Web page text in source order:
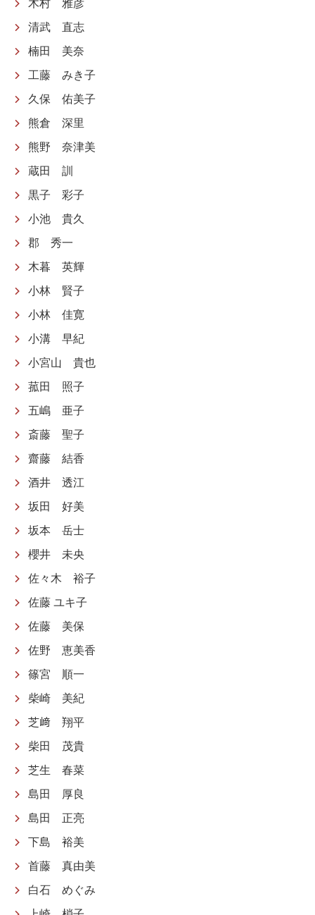
木村 雅彦
清武 直志
楠田 美奈
工藤 みき子
久保 佑美子
熊倉 深里
熊野 奈津美
蔵田 訓
黒子 彩子
小池 貴久
郡 秀一
木暮 英輝
小林 賢子
小林 佳寛
小溝 早紀
小宮山 貴也
菰田 照子
五嶋 亜子
斎藤 聖子
齋藤 結香
酒井 透江
坂田 好美
坂本 岳士
櫻井 未央
佐々木 裕子
佐藤 ユキ子
佐藤 美保
佐野 恵美香
篠宮 順一
柴崎 美紀
芝﨑 翔平
柴田 茂貴
芝生 春菜
島田 厚良
島田 正亮
下島 裕美
首藤 真由美
白石 めぐみ